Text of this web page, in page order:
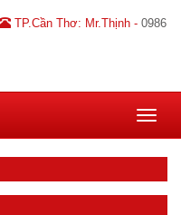
TP.Cần Thơ: Mr.Thịnh - 0986
Toggle